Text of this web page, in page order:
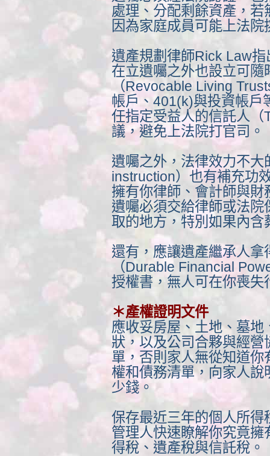
處理、分配剩餘資產，
因為家庭成員可能上法
遺產規劃律師Rick Law
在立遺囑之外也設立可
（Revocable Living
帳戶、401(k)與投資帳戶
任指定受益人的信託人
議，避免上法院打官司。
遺囑之外，法律效力不
instruction）也有補充功
擁有你律師、會計師與
遺囑必須交給律師或法
取的地方，特別如果內含
還有，應讓遺產繼承人
（Durable Financial
授權書，無人可在你喪
＊產權證明文件
應收妥房屋、土地、墓
狀，以及公司合夥與經
單，否則家人無從知道
權和債務清單，向家人
少錢。
保存最近三年的個人所
管理人快速瞭解你究竟
得稅、遺產稅與信託稅。